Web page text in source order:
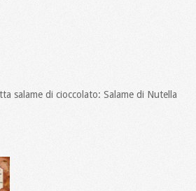
salame di cioccolato: Salame di Nutella